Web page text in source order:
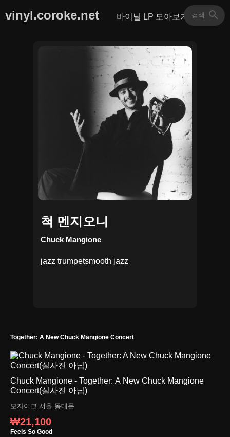
vinyl.coroke.net 바이닐 LP 모아보기
척 멘지오니
Chuck Mangione
jazz trumpetsmooth jazz
Together: A New Chuck Mangione Concert
Chuck Mangione - Together: A New Chuck Mangione
Concert(실사진 아님)
모자이크 서울 동대문
₩21,100
Feels So Good